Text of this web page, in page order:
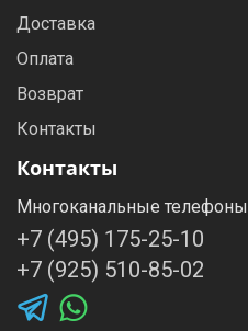
Доставка
Оплата
Возврат
Контакты
Контакты
Многоканальные телефоны
+7 (495) 175-25-10
+7 (925) 510-85-02